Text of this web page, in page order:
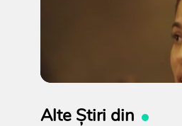
Alte Știri din